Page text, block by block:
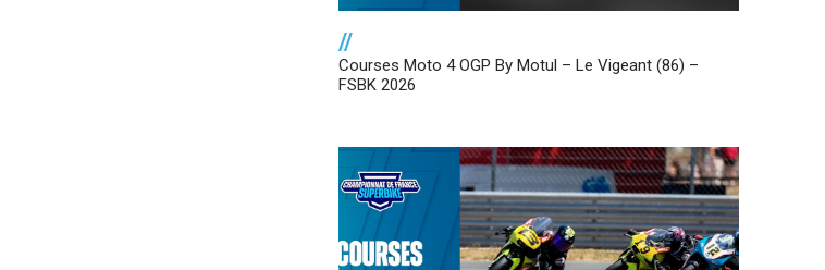
//
Courses Moto 4 OGP By Motul – Le Vigeant (86) –
FSBK 2026